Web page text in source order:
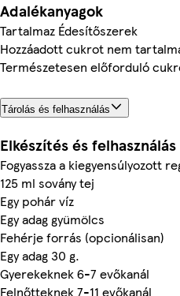
Adalékanyagok
Tartalmaz Édesítőszerek
Hozzáadott cukrot nem
Természetesen előforduló
Tárolás és felhasználás
Elkészítés és felhasználás
Fogyassza a kiegyensúlyozott
125 ml sovány tej
Egy pohár víz
Egy adag gyümölcs
Fehérje forrás (opcionálisan)
Egy adag 30 g.
Gyerekeknek 6-7 evőkanál
Felnőtteknek 7-11 evőkanál